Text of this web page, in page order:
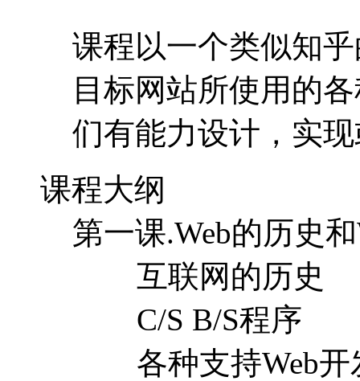
课程以一个类似知
目标网站所使用的
们有能力设计，实
课程大纲
第一课.Web的历史
互联网的历史
C/S B/S程序
各种支持Web开